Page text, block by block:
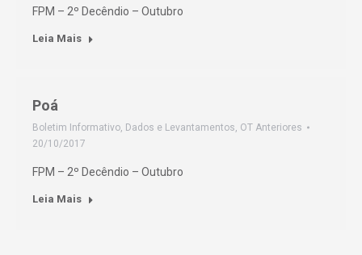
FPM – 2º Decêndio – Outubro
Leia Mais
Poá
Boletim Informativo, Dados e Levantamentos, OT Anteriores
20/10/2017
FPM – 2º Decêndio – Outubro
Leia Mais